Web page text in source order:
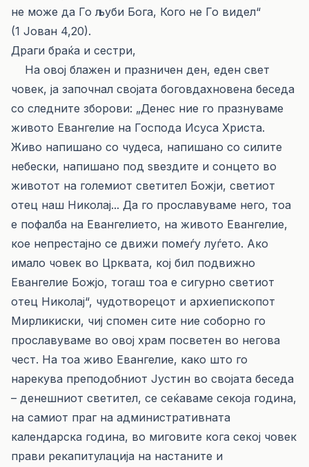
не може да Го љуби Бога, Кого не Го видел“
(1 Јован 4,20).
Драги браќа и сестри,
На овој блажен и празничен ден, еден свет
човек, ја започнал својата боговдахновена беседа
со следните зборови: „Денес ние го празнуваме
живото Евангелие на Господа Исуса Христа.
Живо напишано со чудеса, напишано со силите
небески, напишано под ѕвездите и сонцето во
животот на големиот светител Божји, светиот
отец наш Николај... Да го прославуваме него, тоа
е пофалба на Евангелието, на живото Евангелие,
кое непрестајно се движи помеѓу луѓето. Ако
имало човек во Црквата, кој бил подвижно
Евангелие Божјо, тогаш тоа е сигурно светиот
отец Николај“, чудотворецот и архиепископот
Мирликиски, чиј спомен сите ние соборно го
прославуваме во овој храм посветен во негова
чест. На тоа живо Евангелие, како што го
нарекува преподобниот Јустин во својата беседа
– денешниот светител, се сеќаваме секоја година,
на самиот праг на административната
календарска година, во миговите кога секој човек
прави рекапитулација на настаните и